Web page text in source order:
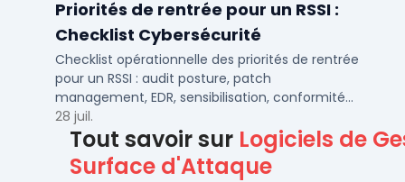
Priorités de rentrée pour un RSSI :
Checklist Cybersécurité
Checklist opérationnelle des priorités de rentrée
pour un RSSI : audit posture, patch
management, EDR, sensibilisation, conformité
NIS2 et plan de continuité.
28 juil.
Tout savoir sur Logiciels de
Surface d'Attaque